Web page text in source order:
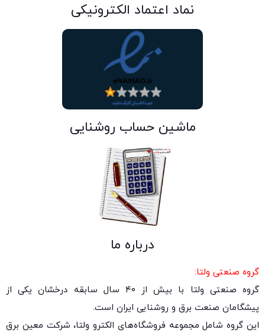
نماد اعتماد الکترونیکی
ماشین حساب روشنایی
درباره ما
گروه صنعتی ولتا:
گروه صنعتی ولتا با بیش از ۴۰ سال سابقه درخشان یکی از
پیشگامان صنعت برق و روشنایی ایران است.
این گروه شامل مجموعه فروشگاه‌های الکترو ولتا، شرکت معین برق